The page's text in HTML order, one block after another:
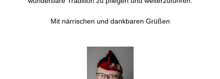
Mit närrischen und dankbaren Grüßen